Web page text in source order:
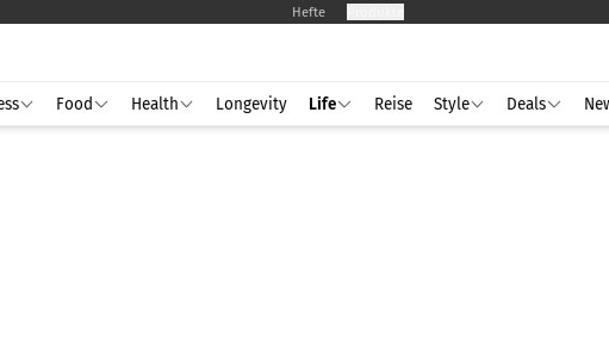
Hefte
Food Health Longevity Life Reise Style Deals